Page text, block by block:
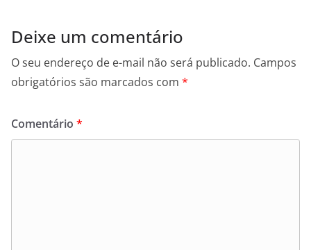
Deixe um comentário
O seu endereço de e-mail não será publicado. Campos
obrigatórios são marcados com *
Comentário *